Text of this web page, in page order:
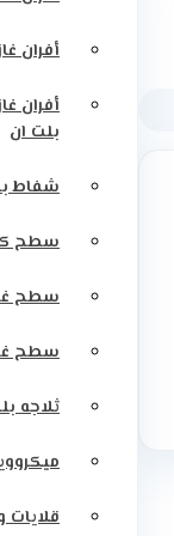
أفران
أفران
بلت ان
شفاط
سطح
سطح
سطح
ثلاجه